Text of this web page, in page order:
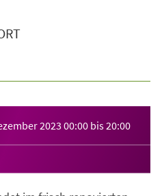
202300:00 bis20:00